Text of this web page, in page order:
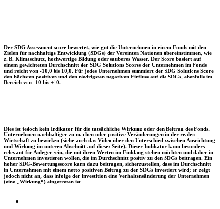
Der SDG Assessment score bewertet, wie gut die Unternehmen in einem Fonds mit den
Zielen für nachhaltige Entwicklung (SDGs) der Vereinten Nationen übereinstimmen, wie
z. B. Klimaschutz, hochwertige Bildung oder sauberes Wasser. Der Score basiert auf
einem gewichteten Durchschnitt der SDG Solutions Scores der Unternehmen im Fonds
und reicht von -10,0 bis 10,0. Für jedes Unternehmen summiert der SDG Solutions Score
den höchsten positiven und den niedrigsten negativen Einfluss auf die SDGs, ebenfalls im
Bereich von -10 bis +10.
Dies ist jedoch kein Indikator für die tatsächliche Wirkung oder den Beitrag des Fonds,
Unternehmen nachhaltiger zu machen oder positive Veränderungen in der realen
Wirtschaft zu bewirken (siehe auch das Video über den Unterschied zwischen Ausrichtung
und Wirkung im unteren Abschnitt auf dieser Seite). Dieser Indikator kann besonders
relevant für Anleger sein, die mit ihren Werten im Einklang stehen möchten und daher in
Unternehmen investieren wollen, die im Durchschnitt positiv zu den SDGs beitragen. Ein
hoher SDG-Bewertungsscore kann dazu beitragen, sicherzustellen, dass im Durchschnitt
in Unternehmen mit einem netto positiven Beitrag zu den SDGs investiert wird; er zeigt
jedoch nicht an, dass infolge der Investition eine Verhaltensänderung der Unternehmen
(eine „Wirkung“) eingetreten ist.